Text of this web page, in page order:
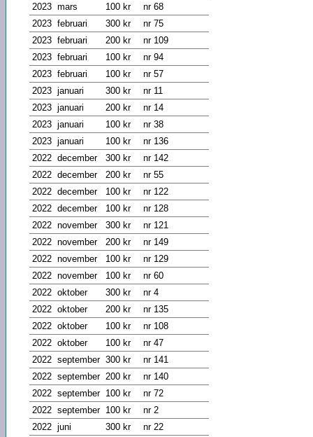
2023 mars 100 kr
nr 68
2023 februari 300 kr
nr 75
2023 februari 200 kr
nr 109
2023 februari 100 kr
nr 94
2023 februari 100 kr
nr 57
2023 januari 300 kr
nr 11
2023 januari 200 kr
nr 14
2023 januari 100 kr
nr 38
2023 januari 100 kr
nr 136
2022 december 300 kr
nr 142
2022 december 200 kr
nr 55
2022 december 100 kr
nr 122
2022 december 100 kr
nr 128
2022 november 300 kr
nr 121
2022 november 200 kr
nr 149
2022 november 100 kr
nr 129
2022 november 100 kr
nr 60
2022 oktober 300 kr
nr 4
2022 oktober 200 kr
nr 135
2022 oktober 100 kr
nr 108
2022 oktober 100 kr
nr 47
2022 september 300 kr
nr 141
2022 september 200 kr
nr 140
2022 september 100 kr
nr 72
2022 september 100 kr
nr 2
2022 juni 300 kr
nr 22